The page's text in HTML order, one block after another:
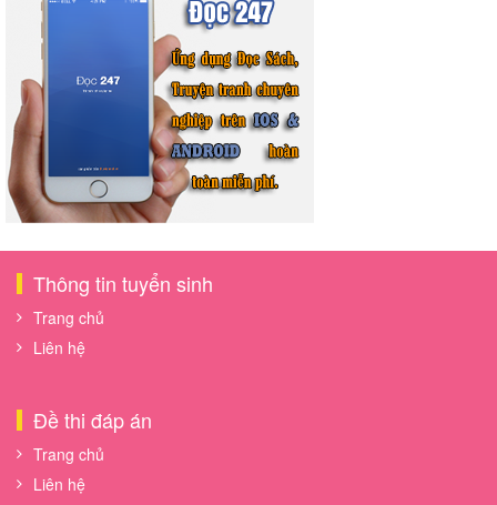
Thông tin tuyển sinh
Trang chủ
Liên hệ
Đề thi đáp án
Trang chủ
Liên hệ